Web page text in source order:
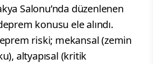
Salonu’nda düzenlenen
konusu ele alındı.
riski; mekansal (zemin
altyapısal (kritik